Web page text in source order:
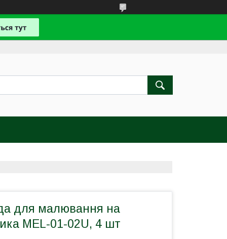
для малювання на
MEL-01-02U, 4 шт